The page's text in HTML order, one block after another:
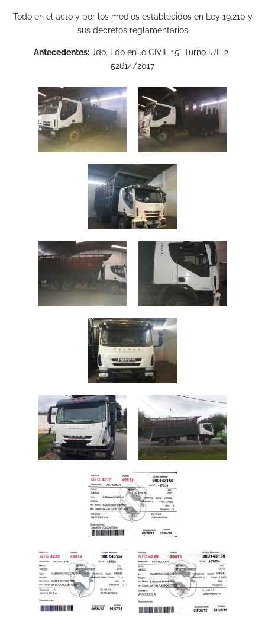
Todo en el acto y por los medios establecidos en Ley 19.210 y
sus decretos reglamentarios
Antecedentes:Jdo. Ldo en lo CIVIL 15° Turno IUE 2-
52614/2017